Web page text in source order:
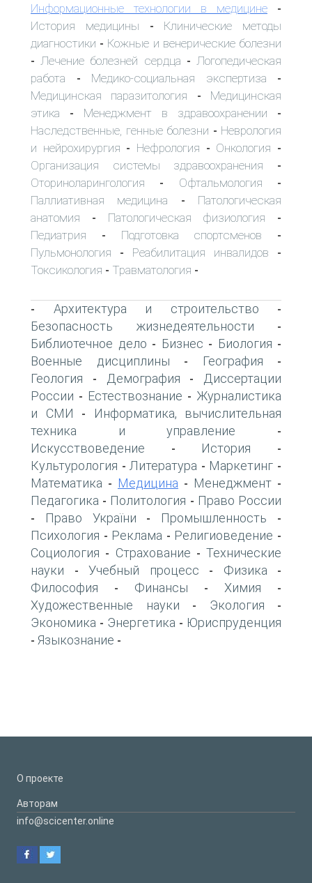
Информационные технологии в медицине -
История медицины - Клинические методы
диагностики - Кожные и венерические болезни
- Лечение болезней сердца - Логопедическая
работа - Медико-социальная экспертиза -
Медицинская паразитология - Медицинская
этика - Менеджмент в здравоохранении -
Наследственные, генные болезни - Неврология
и нейрохирургия - Нефрология - Онкология -
Организация системы здравоохранения -
Оториноларингология - Офтальмология -
Паллиативная медицина - Патологическая
анатомия - Патологическая физиология -
Педиатрия - Подготовка спортсменов -
Пульмонология - Реабилитация инвалидов -
Токсикология - Травматология -
- Архитектура и строительство -
Безопасность жизнедеятельности -
Библиотечное дело - Бизнес - Биология -
Военные дисциплины - География -
Геология - Демография -
Диссертации
России - Естествознание - Журналистика
и СМИ -
Информатика, вычислительная
техника и управление -
Искусствоведение - История -
Культурология - Литература - Маркетинг -
Математика - Медицина - Менеджмент -
Педагогика - Политология - Право России
- Право України - Промышленность -
Психология - Реклама - Религиоведение -
Социология - Страхование - Технические
науки - Учебный процесс - Физика -
Философия - Финансы - Химия -
Художественные науки - Экология -
Экономика - Энергетика - Юриспруденция
- Языкознание -
О проекте
Авторам
info@scicenter.online